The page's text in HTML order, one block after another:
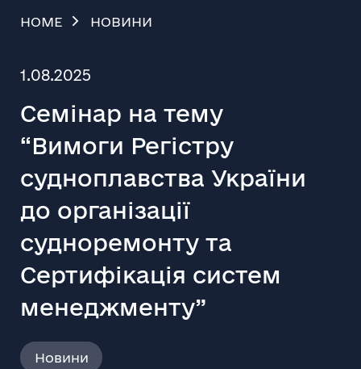
HOME НОВИНИ
1.08.2025
Семінар на тему
“Вимоги Регістру
судноплавства України
до організації
судноремонту та
Сертифікація систем
менеджменту”
Новини